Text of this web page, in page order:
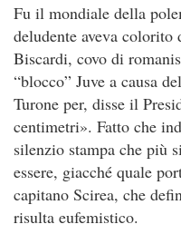
Fu il mondiale della
deludente aveva
Biscardi, covo di
“blocco” Juve a causa
Turone per, disse il
centimetri». Fatto che
silenzio stampa che più
essere, giacché quale
capitano Scirea, che
risulta eufemistico.